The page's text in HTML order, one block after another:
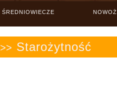
ŚREDNIOWIECZE
>> Starożytność